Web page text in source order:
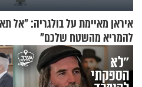
איראן מאיימת על בולגריה: "אל
להמריא מהשטח שלכם"